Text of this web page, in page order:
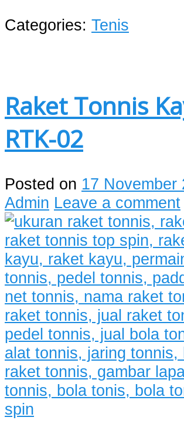
Categories: Tenis
Raket Tonnis
RTK-02
Posted on 17 November
Admin Leave a comment